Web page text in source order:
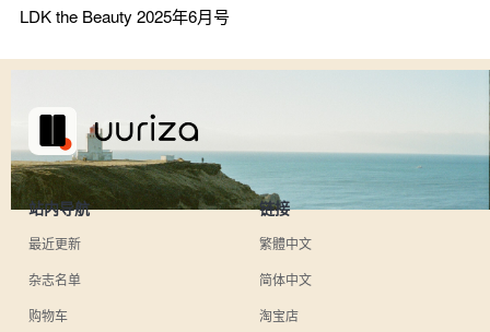
LDK the Beauty 2025年6月号
站内导航
最近更新
杂志名单
购物车
链接
繁體中文
简体中文
淘宝店